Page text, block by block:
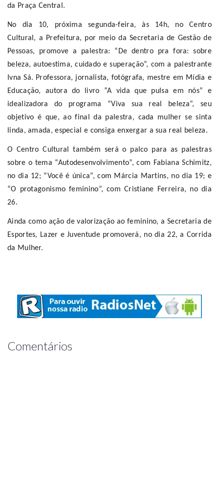
da Praça Central.
No dia 10, próxima segunda-feira, às 14h, no Centro
Cultural, a Prefeitura, por meio da Secretaria de Gestão de
Pessoas, promove a palestra: “De dentro pra fora: sobre
beleza, autoestima, cuidado e superação”, com a palestrante
Ivna Sá. Professora, jornalista, fotógrafa, mestre em Mídia e
Educação, autora do livro “A vida que pulsa em nós” e
idealizadora do programa “Viva sua real beleza”, seu
objetivo é que, ao final da palestra, cada mulher se sinta
linda, amada, especial e consiga enxergar a sua real beleza.
O Centro Cultural também será o palco para as palestras
sobre o tema “Autodesenvolvimento”, com Fabiana Schimitz,
no dia 12; “Você é única”, com Márcia Martins, no dia 19; e
“O protagonismo feminino”, com Cristiane Ferreira, no dia
26.
Ainda como ação de valorização ao feminino, a Secretaria de
Esportes, Lazer e Juventude promoverá, no dia 22, a Corrida
da Mulher.
Comentários